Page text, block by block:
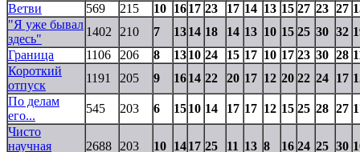
Ветви
569 215 10 1617 23 17 14 13 15 27 23 27
"Я уже бывал
здесь"
1402 210 7 1314 18 14 13 10 15 25 30 32
Граница
1106 206 8 1310 24 15 17 10 17 23 30 28
Короткий
отпуск
1191 205 9 1614 22 20 17 12 20 22 24 17
По делам
его...
545 203 6 1510 14 17 17 12 15 25 28 27
Чисто
научная
2688 203 10 1417 25 11 13 8 16 24 25 30